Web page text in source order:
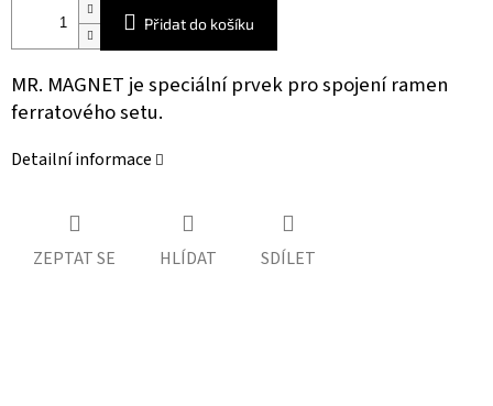
Přidat do košíku
MR. MAGNET je speciální prvek pro spojení ramen
ferratového setu.
Detailní informace
ZEPTAT SE HLÍDAT SDÍLET